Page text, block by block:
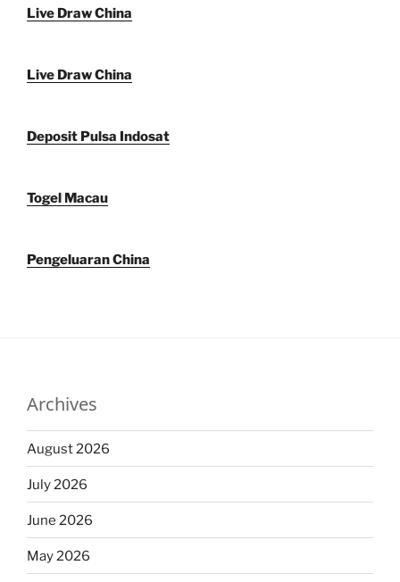
Live Draw China
Live Draw China
Deposit Pulsa Indosat
Togel Macau
Pengeluaran China
Archives
August 2026
July 2026
June 2026
May 2026